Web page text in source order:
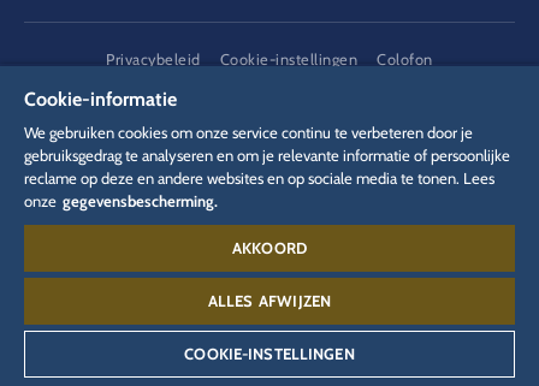
DSGVO
Privacybeleid Cookie-instellingen
Colofon
Contact:
00 49 78 22 77 66 88
Europa-Park GmbH & Co Mack KG
Cookie-informatie
We gebruiken cookies om onze service continu te verbeteren door je
gebruiksgedrag te analyseren en om je relevante informatie of persoonlijke
reclame op deze en andere websites en op sociale media te tonen. Lees
onze gegevensbescherming.
AKKOORD
ALLES AFWIJZEN
COOKIE-INSTELLINGEN